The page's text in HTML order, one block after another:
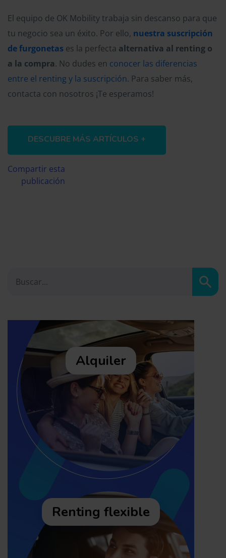
El equipo de OK Mobility trabaja sin descanso para que
tu negocio sea un éxito. Por ello, nuestra suscripción
de furgonetas es la perfecta alternativa al renting o
a la compra. No dudes en conocer las diferencias
entre el renting y la suscripción. Para saber más,
contacta con nosotros ¡Te esperamos!
DESCUBRE MÁS ARTÍCULOS +
Compartir esta
publicación
Alquiler
Renting flexible